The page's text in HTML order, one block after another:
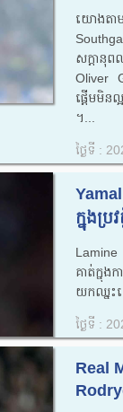
យោងតា
សក្តានុ
Oliver
ផ្តើមមិ
។...
ថ្ងៃទី :
ក្នុង​ប្រ
គាត់​ក្នុង​ក
យក​ឈ្នះ​
ថ្ងៃទី :
Real